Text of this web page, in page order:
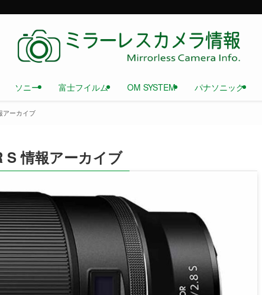
ソニー 富士フイルム OM SYSTEM パナソニック
アーカイブ
S 情報アーカイブ